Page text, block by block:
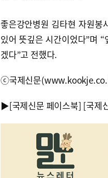
좋은강안병원 김타현 자원봉
있어 뜻깊은 시간이었다”며
겠다”고 전했다.
ⓒ국제신문
▶[국제신문 페이스북] [국제